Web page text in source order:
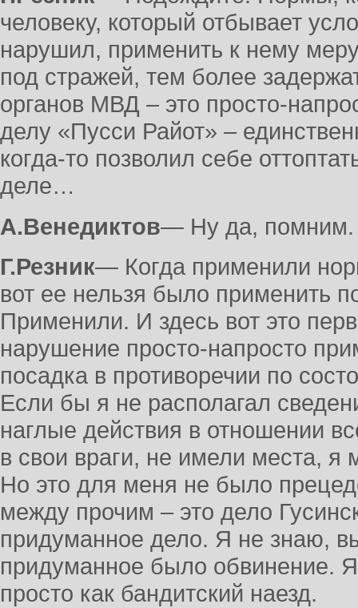
человеку, который отбывает
нарушил, применить к нему
под стражей, тем более
органов МВД – это просто-
делу «Пусси Райот» –
когда-то позволил себе
деле…
А.Венедиктов― Ну да, помним.
Г.Резник― Когда применили
вот ее нельзя было применить
Применили. И здесь вот это
нарушение просто-напросто
посадка в противоречии по
Если бы я не располагал
наглые действия в отношении
в свои враги, не имели места, я
Но это для меня не было
между прочим – это дело
придуманное дело. Я не знаю,
придуманное было обвинение. Я
просто как бандитский наезд.